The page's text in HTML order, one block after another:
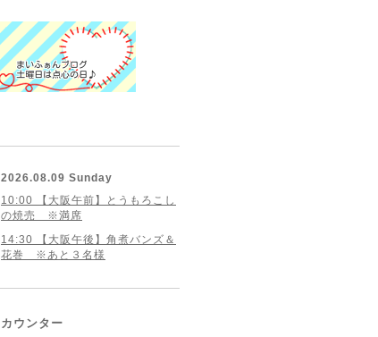
2026.08.09 Sunday
10:00 【大阪午前】とうもろこし
の焼売 ※満席
14:30 【大阪午後】角煮バンズ＆
花巻 ※あと３名様
カウンター